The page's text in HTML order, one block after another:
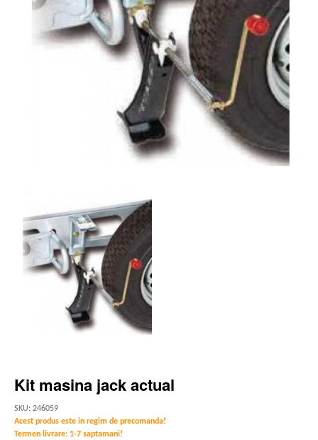
Kit masina jack actual
SKU: 246059
Acest produs este in regim de precomanda!
Termen livrare: 1-7 saptamani!